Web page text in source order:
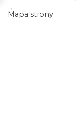
Mapa strony